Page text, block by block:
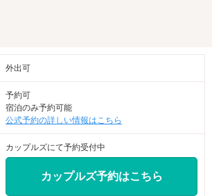
外出可
予約可
宿泊のみ予約可能
公式予約の詳しい情報はこちら
カップルズにて予約受付中
カップルズ予約はこちら